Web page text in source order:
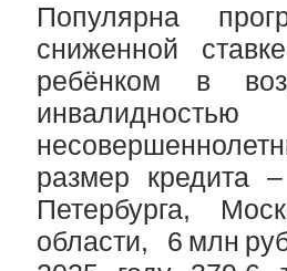
Популярна
сниженной
ребёнком в
размер кредита
Петербурга,
области, 6 млн